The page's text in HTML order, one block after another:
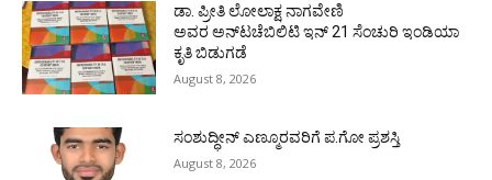
ಡಾ. ಪ್ರೀತಿ ಲೋಲಾಕ್ಷ ನಾಗವೇಣಿ
ಅವರ ಅನ್‌ಟಚೆಬಿಲಿಟಿ ಇನ್ 21 ಸೆಂಚುರಿ ಇಂಡಿಯಾ
ಕೃತಿ ಬಿಡುಗಡೆ
August 8, 2026
ಸಂಶುದ್ಧೀನ್ ಎಣ್ಮೂರವರಿಗೆ ಪ.ಗೋ ಪ್ರಶಸ್ತಿ
August 8, 2026